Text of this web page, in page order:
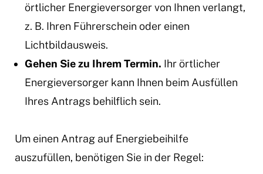
örtlicher Energieversorger von Ihnen verlangt,
z. B. Ihren Führerschein oder einen
Lichtbildausweis.
Gehen Sie zu Ihrem Termin. Ihr örtlicher
Energieversorger kann Ihnen beim Ausfüllen
Ihres Antrags behilflich sein.
Um einen Antrag auf Energiebeihilfe
auszufüllen, benötigen Sie in der Regel: